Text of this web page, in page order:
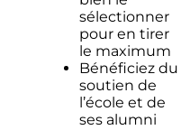
sélectionner
pour en tirer
le maximum
Bénéficiez du
soutien de
l’école et de
ses alumni